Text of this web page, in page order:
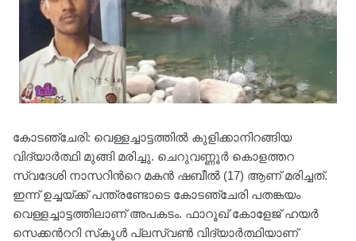
കോടഞ്ചേരി: വെള്ളച്ചാട്ടത്തില്‍ കുളിക്കാനിറങ്ങിയ
വിദ്യാർത്ഥി മുങ്ങി മരിച്ചു. ചെറുവണ്ണൂര്‍ കൊളത്തറ
സ്വദേശി നാസറിന്‍റെ മകന്‍ ഷബീല്‍ (17) ആണ് മരിച്ചത്.
ഇന്ന് ഉച്ചയ്ക്ക് പന്ത്രണ്ടോടെ കോടഞ്ചേരി പതങ്കയം
വെള്ളച്ചാട്ടത്തിലാണ് അപകടം. ഫാറൂഖ് കോളേജ് ഹയര്‍
സെക്കന്‍ററി സ്‌കൂള്‍ പ്ലസ്‌വൺ വിദ്യാര്‍ത്ഥിയാണ്